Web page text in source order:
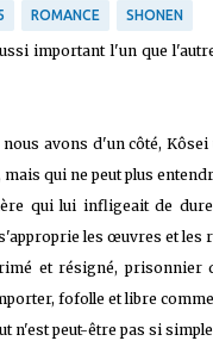
les achats remplissant les
ROMANCE SHONEN
important l'un que
nous avons d'un côté,
mais qui ne peut plus
qui lui infligeait de
les œuvres et les
et résigné, prisonnier
fofolle et libre
n'est peut-être pas si